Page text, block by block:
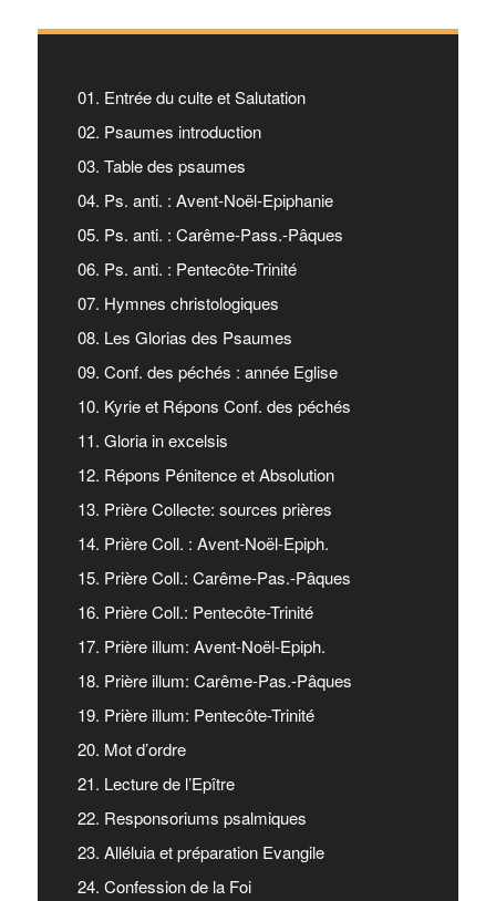
01. Entrée du culte et Salutation
02. Psaumes introduction
03. Table des psaumes
04. Ps. anti. : Avent-Noël-Epiphanie
05. Ps. anti. : Carême-Pass.-Pâques
06. Ps. anti. : Pentecôte-Trinité
07. Hymnes christologiques
08. Les Glorias des Psaumes
09. Conf. des péchés : année Eglise
10. Kyrie et Répons Conf. des péchés
11. Gloria in excelsis
12. Répons Pénitence et Absolution
13. Prière Collecte: sources prières
14. Prière Coll. : Avent-Noël-Epiph.
15. Prière Coll.: Carême-Pas.-Pâques
16. Prière Coll.: Pentecôte-Trinité
17. Prière illum: Avent-Noël-Epiph.
18. Prière illum: Carême-Pas.-Pâques
19. Prière illum: Pentecôte-Trinité
20. Mot d’ordre
21. Lecture de l’Epître
22. Responsoriums psalmiques
23. Alléluia et préparation Evangile
24. Confession de la Foi